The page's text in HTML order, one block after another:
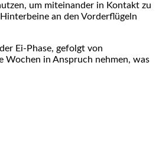
um miteinander in Kontakt zu
an den Vorderflügeln
Ei-Phase, ‌gefolgt​ von
Wochen​ in Anspruch nehmen, was